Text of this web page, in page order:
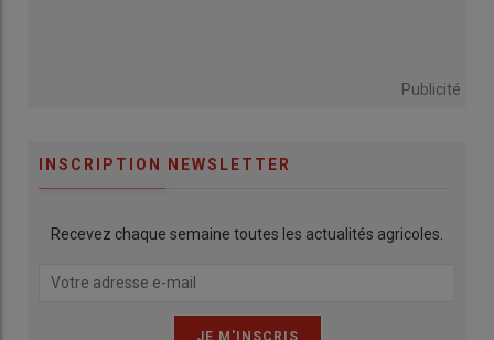
Publicité
INSCRIPTION NEWSLETTER
Recevez chaque semaine toutes les actualités agricoles.